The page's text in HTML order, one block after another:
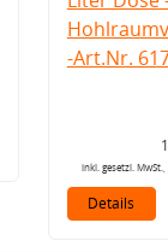
-Art.Nr.
inkl. gesetzl.
Details